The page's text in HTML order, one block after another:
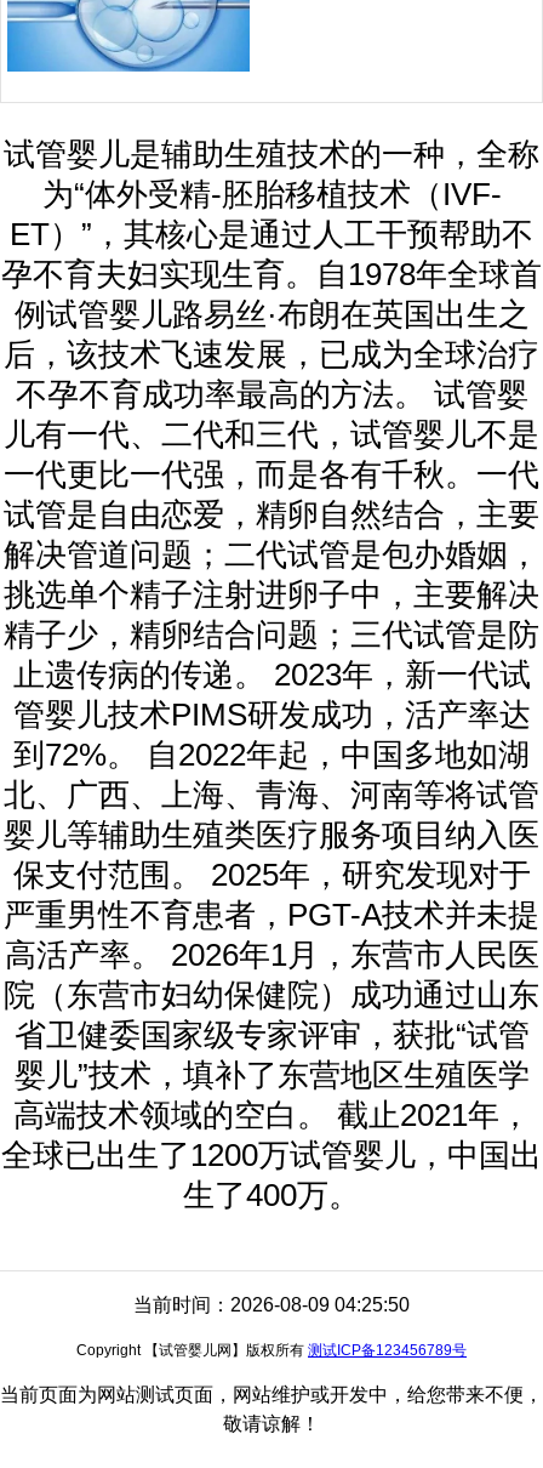
试管婴儿是辅助生殖技术的一种，全称
为“体外受精-胚胎移植技术（IVF-
ET）”，其核心是通过人工干预帮助不
孕不育夫妇实现生育。自1978年全球首
例试管婴儿路易丝·布朗在英国出生之
后，该技术飞速发展，已成为全球治疗
不孕不育成功率最高的方法。 试管婴
儿有一代、二代和三代，试管婴儿不是
一代更比一代强，而是各有千秋。一代
试管是自由恋爱，精卵自然结合，主要
解决管道问题；二代试管是包办婚姻，
挑选单个精子注射进卵子中，主要解决
精子少，精卵结合问题；三代试管是防
止遗传病的传递。 2023年，新一代试
管婴儿技术PIMS研发成功，活产率达
到72%。 自2022年起，中国多地如湖
北、广西、上海、青海、河南等将试管
婴儿等辅助生殖类医疗服务项目纳入医
保支付范围。 2025年，研究发现对于
严重男性不育患者，PGT-A技术并未提
高活产率。 2026年1月，东营市人民医
院（东营市妇幼保健院）成功通过山东
省卫健委国家级专家评审，获批“试管
婴儿”技术，填补了东营地区生殖医学
高端技术领域的空白。 截止2021年，
全球已出生了1200万试管婴儿，中国出
生了400万。
当前时间：2026-08-09 04:25:50
Copyright 【试管婴儿网】版权所有 测试ICP备123456789号
当前页面为网站测试页面，网站维护或开发中，给您带来不便，
敬请谅解！